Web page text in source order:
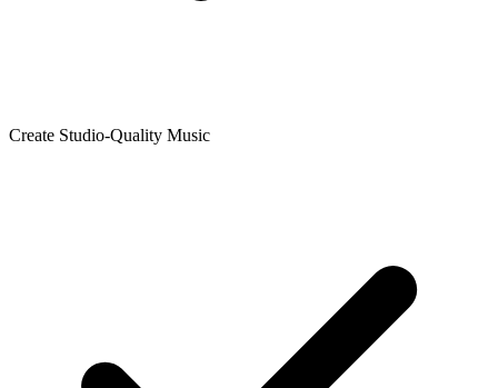
Create Studio-Quality Music